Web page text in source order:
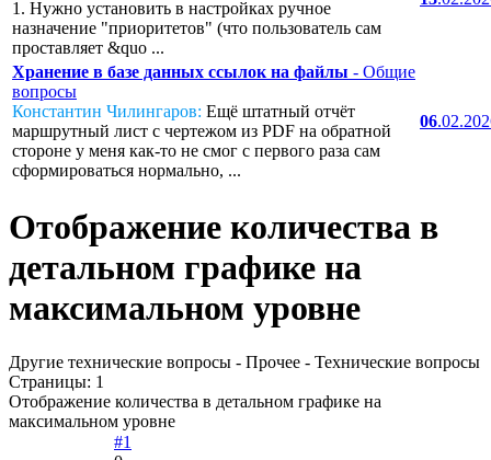
1. Нужно установить в настройках ручное
назначение "приоритетов" (что пользователь сам
проставляет &quo ...
Хранение в базе данных ссылок на файлы - Общие
вопросы
Константин Чилингаров: Ещё штатный отчёт
маршрутный лист с чертежом из PDF на обратной
стороне у меня как-то не смог с первого раза сам
сформироваться нормально, ...
06
Отображение количества в
детальном графике на
максимальном уровне
Другие технические вопросы - Прочее - Технические вопросы
Страницы: 1
Отображение количества в детальном графике на
максимальном уровне
#1